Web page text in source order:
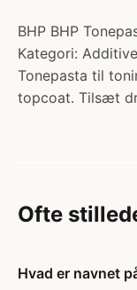
BHP BHP
Kategori:
Tonepasta til
topcoat. Tilsæt
Ofte
Hvad er navnet